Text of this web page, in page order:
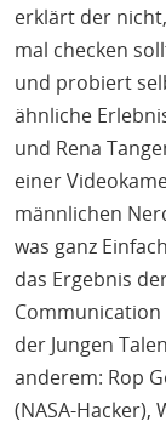
erklärt der
mal checken
und probiert
ähnliche
und Rena
einer
männlichen
was ganz
das Ergebnis
Communication
der Jungen
anderem: Rop
(NASA-Hacker),